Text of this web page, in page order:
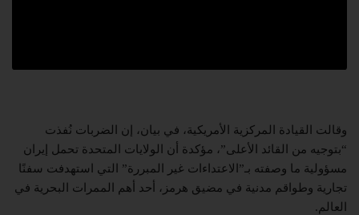
وقالت القيادة المركزية الأمريكية، في بيان، إن الضربات نُفذت
“بتوجيه من القائد الأعلى”، مؤكدة أن الولايات المتحدة تحمل إيران
مسؤولية ما وصفته بـ”الاعتداءات غير المبررة” التي استهدفت سفنًا
تجارية وطواقم مدنية في مضيق هرمز، أحد أهم الممرات البحرية في
العالم.